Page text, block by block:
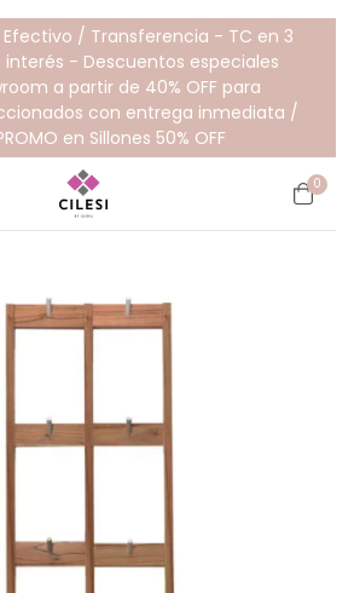
Efectivo / Transferencia - TC en 3
- Descuentos especiales
a partir de 40% OFF para
con entrega inmediata /
en Sillones 50% OFF
0